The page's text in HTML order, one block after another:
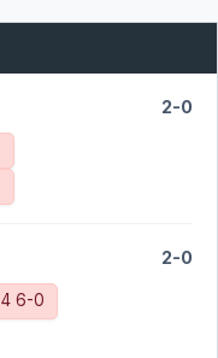
2-0
2-0
4 6-0